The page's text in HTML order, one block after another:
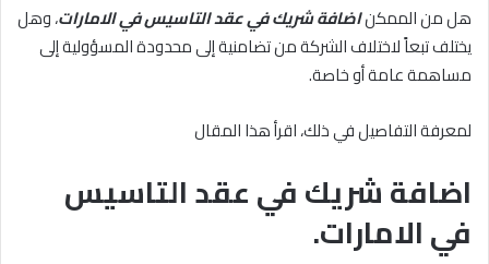
هل من الممكناضافة شريك في عقد التاسيس في الامارات، وهل
يختلف تبعاً لاختلاف الشركة من تضامنية إلى محدودة المسؤولية إلى
مساهمة عامة أو خاصة.
لمعرفة التفاصيل في ذلك، اقرأ هذا المقال
اضافة شريك في عقد التاسيس
في الامارات.